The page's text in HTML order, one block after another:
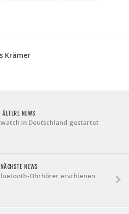
Krämer
ÄLTERE NEWS
in Deutschland gestartet
NÄCHSTE NEWS
Ohrhörer erschienen